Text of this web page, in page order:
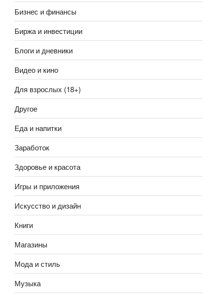
Бизнес и финансы
Биржа и инвестиции
Блоги и дневники
Видео и кино
Для взрослых (18+)
Другое
Еда и напитки
Заработок
Здоровье и красота
Игры и приложения
Искусство и дизайн
Книги
Магазины
Мода и стиль
Музыка